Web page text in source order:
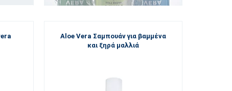
Aloe Vera Σαμπουάν για βαμμένα
και ξηρά μαλλιά